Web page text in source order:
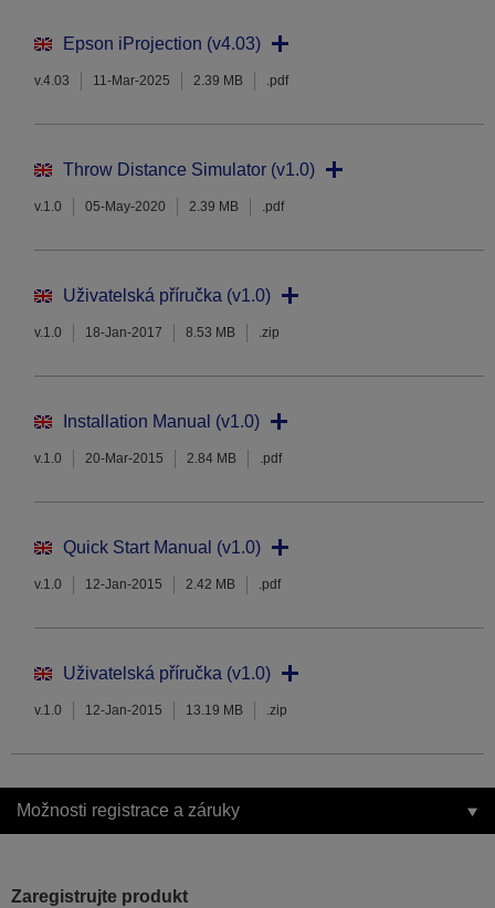
Epson iProjection (v4.03)
v.4.03 11-Mar-2025 2.39 MB .pdf
Throw Distance Simulator (v1.0)
v.1.0 05-May-2020 2.39 MB .pdf
Uživatelská příručka (v1.0)
v.1.0 18-Jan-2017 8.53 MB .zip
Installation Manual (v1.0)
v.1.0 20-Mar-2015 2.84 MB .pdf
Quick Start Manual (v1.0)
v.1.0 12-Jan-2015 2.42 MB .pdf
Uživatelská příručka (v1.0)
v.1.0 12-Jan-2015 13.19 MB .zip
Možnosti registrace a záruky
Zaregistrujte produkt